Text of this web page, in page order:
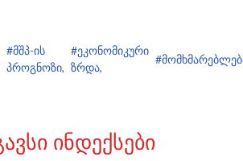
#მშპ-ის
პროგნოზი,
#ეკონომიკური
ზრდა,
ᲘᲜᲓᲔᲥᲡᲔᲑᲘ